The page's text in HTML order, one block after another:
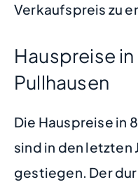
Verkaufspreis zu
Hauspreise
Pullhausen
Die Hauspreise in
sind in den letzten
gestiegen. Der